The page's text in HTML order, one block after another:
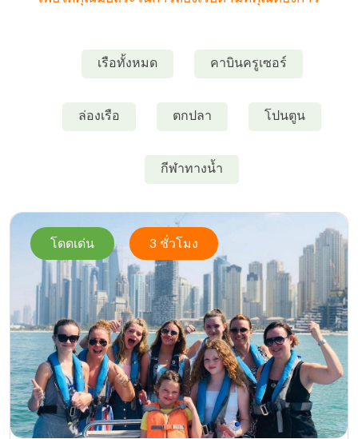
เรือทั้งหมด คาบินครูเซอร์
ล่องเรือ ตกปลา โปนตูน
กีฬาทางน้ำ
โดดเด่น 3 ชั่วโมง